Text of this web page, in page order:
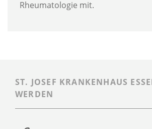
Rheumatologie mit.
ST. JOSEF KRANKENHAUS
WERDEN